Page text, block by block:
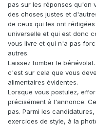
pas sur les réponses qu'on
des choses justes et
de ceux qui les ont
universelle et qui est donc
vous livre et qui n'a pas
autres.
Laissez tomber le
c'est sur cela que vous
alimentaires évidentes.
Lorsque vous postulez,
précisément à l'annonce.
pas. Parmi les
exercices de style, à la